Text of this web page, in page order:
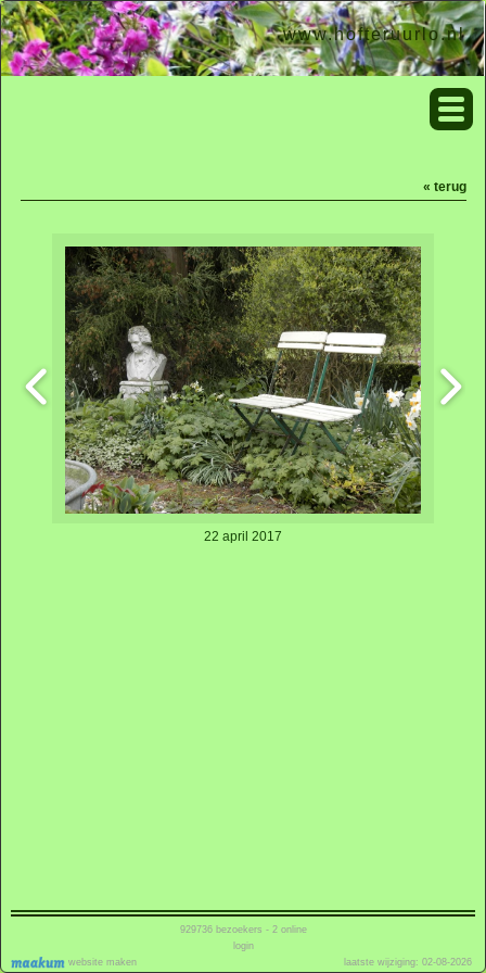
www.hofteruurlo.nl
« terug
22 april 2017
website maken
929736bezoekers - 2 online
login
laatste wijziging: 02-08-2026